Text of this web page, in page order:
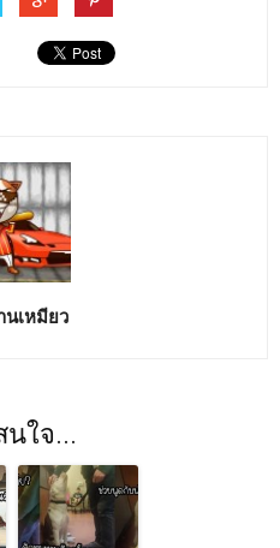
นเหมียว
นใจ...